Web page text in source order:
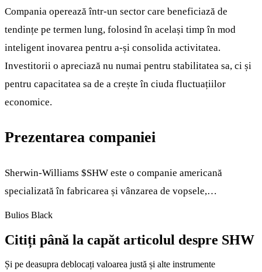
Compania operează într-un sector care beneficiază de
tendințe pe termen lung, folosind în același timp în mod
inteligent inovarea pentru a-și consolida activitatea.
Investitorii o apreciază nu numai pentru stabilitatea sa, ci și
pentru capacitatea sa de a crește în ciuda fluctuațiilor
economice.
Prezentarea companiei
Sherwin-Williams $SHW este o companie americană
specializată în fabricarea și vânzarea de vopsele,…
Bulios Black
Citiți până la capăt articolul despre SHW
Și pe deasupra deblocați valoarea justă și alte instrumente